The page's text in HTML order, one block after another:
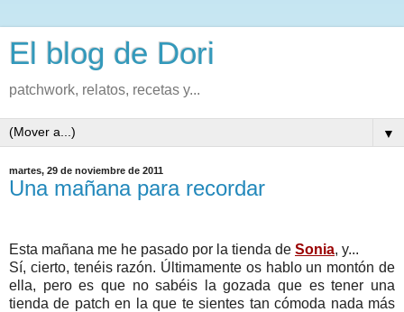
El blog de Dori
patchwork, relatos, recetas y...
▼
martes, 29 de noviembre de 2011
Una mañana para recordar
Esta mañana me he pasado por la tienda de Sonia, y...
Sí, cierto, tenéis razón. Últimamente os hablo un montón de
ella, pero es que no sabéis la gozada que es tener una
tienda de patch en la que te sientes tan cómoda nada más